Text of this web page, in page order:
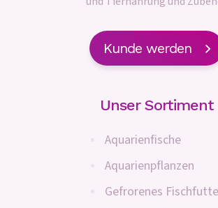
Kunde werden
Unser Sortiment
Aquarienfische
Aquarienpflanzen
Gefrorenes